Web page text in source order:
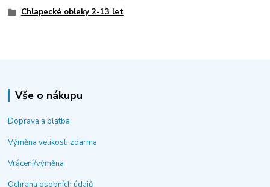
Chlapecké obleky 2-13 let
Vše o nákupu
Doprava a platba
Výměna velikosti zdarma
Vrácení/výměna
Ochrana osobních údajů